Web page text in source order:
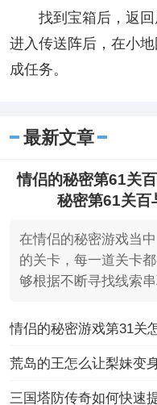
找到宝箱后，返回
进入传送阵后，在小
成任务。
最新文章
情侣的秘密第61关
秘密第61关百
在情侣的秘密游戏当
的关卡，每一道关卡
够根据不断寻找线索
荒岛的王怎么让梨妹变